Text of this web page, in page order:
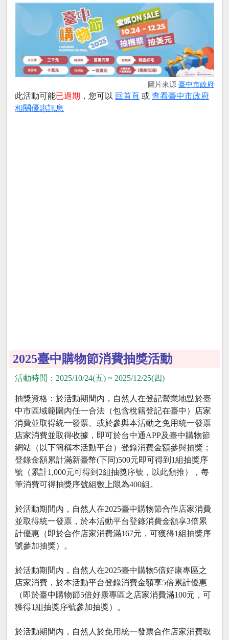
圖片來源 臺中市政府
此活動可能已過期 ，您可以 回首頁 或 查看臺中市政府
相關優惠訊息
2025臺中購物節消費抽獎活動
活動時間：2025/10/24(五) ~ 2025/12/25(四)
抽獎資格：於活動期間內，自然人在登記營業地點於臺
中市區域範圍內任一合法（包含稅籍登記在臺中）店家
消費並取得統一發票、或於參與本活動之免用統一發票
店家消費並取得收據，即可於台中通APP及臺中購物節
網站（以下簡稱本活動平台）登錄消費金額參與抽獎；
登錄金額累計滿新臺幣(下同)500元即可得到1組抽獎序
號（累計1,000元可得到2組抽獎序號，以此類推），每
筆消費可得抽獎序號組數上限為400組。
於活動期間內，自然人在2025臺中購物節合作店家消費
並取得統一發票，於本活動平台登錄消費金額享3倍累
計優惠（即於合作店家消費滿167元，可獲得1組抽獎序
號參加抽獎）。
於活動期間內，自然人在2025臺中購物5倍好康專區之
店家消費，於本活動平台登錄消費金額享5倍累計優惠
（即於臺中購物節5倍好康專區之店家消費滿100元，可
獲得1組抽獎序號參加抽獎）。
於活動期間內，自然人於免用統一發票合作店家消費取